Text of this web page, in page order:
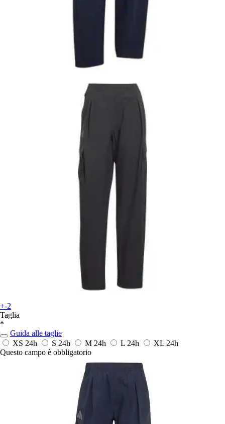
+-2
Taglia
*
Guida alle taglie
XS 24h S 24h M 24h L 24h XL 24h
Questo campo è obbligatorio